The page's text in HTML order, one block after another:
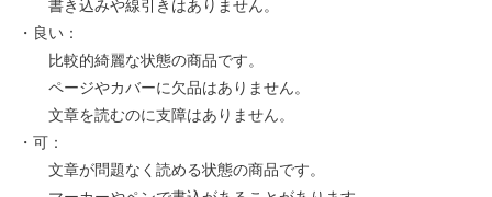
書き込みや線引きはありません。
・良い：
比較的綺麗な状態の商品です。
ページやカバーに欠品はありません。
文章を読むのに支障はありません。
・可：
文章が問題なく読める状態の商品です。